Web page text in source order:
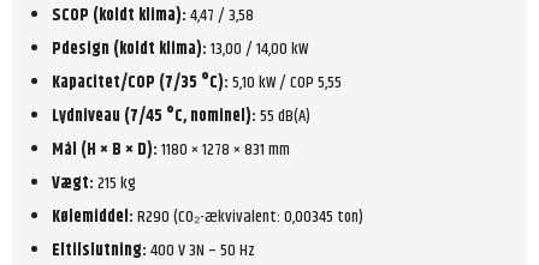
SCOP (koldt klima):4,47 / 3,58
Pdesign (koldt klima):13,00 / 14,00 kW
Kapacitet/COP (7/35 °C):5,10 kW / COP 5,55
Lydniveau (7/45 °C, nominel):55 dB(A)
Mål (H × B × D):1180 × 1278 × 831 mm
Vægt:215 kg
Kølemiddel:R290 (CO₂-ækvivalent: 0,00345 ton)
Eltilslutning:400 V 3N – 50 Hz